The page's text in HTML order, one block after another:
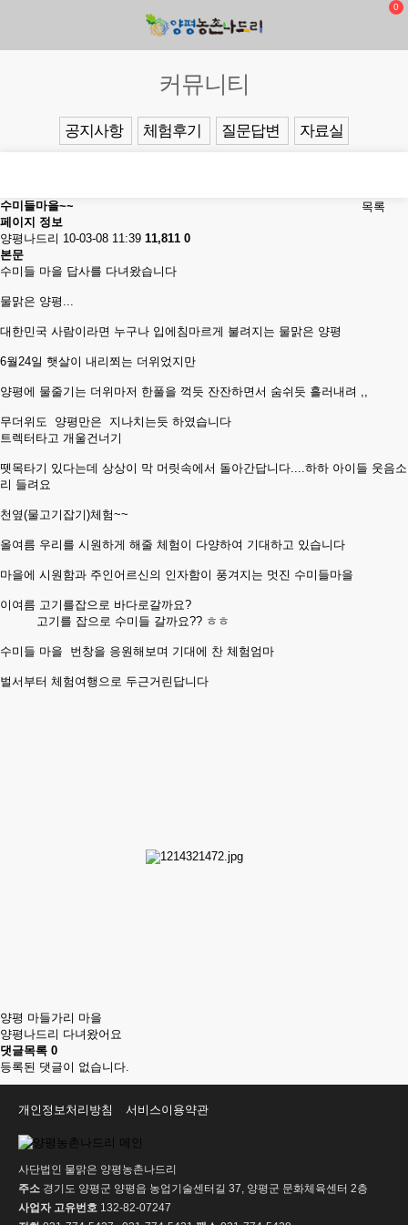
0
커뮤니티
공지사항 체험후기 질문답변 자료실
목록
수미들마을~~
페이지 정보
양평나드리 10-03-08 11:39 11,811 0
본문
수미들 마을 답사를 다녀왔습니다
물맑은 양평...
대한민국 사람이라면 누구나 입에침마르게 불려지는 물맑은 양평
6월24일 햇살이 내리쬐는 더위었지만
양평에 물줄기는 더위마저 한풀을 꺽듯 잔잔하면서 숨쉬듯 흘러내려 ,,
무더위도 양평만은 지나치는듯 하였습니다
트렉터타고 개울건너기
뗏목타기 있다는데 상상이 막 머릿속에서 돌아간답니다....하하 아이들 웃음소
리 들려요
천옆(물고기잡기)체험~~
올여름 우리를 시원하게 해줄 체험이 다양하여 기대하고 있습니다
마을에 시원함과 주인어르신의 인자함이 풍겨지는 멋진 수미들마을
이여름 고기를잡으로 바다로갈까요?
고기를 잡으로 수미들 갈까요?? ㅎㅎ
수미들 마을 번창을 응원해보며 기대에 찬 체험엄마
벌서부터 체험여행으로 두근거린답니다
양평 마들가리 마을
양평나드리 다녀왔어요
댓글목록 0
등록된 댓글이 없습니다.
개인정보처리방침 서비스이용약관
사단법인 물맑은 양평농촌나드리
주소 경기도 양평군 양평읍 농업기술센터길 37, 양평군 문화체육센터 2층
사업자 고유번호 132-82-07247